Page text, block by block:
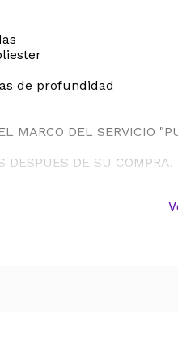
de profundidad
MARCO DEL SERVICIO
DESPUES DE SU COMPRA.